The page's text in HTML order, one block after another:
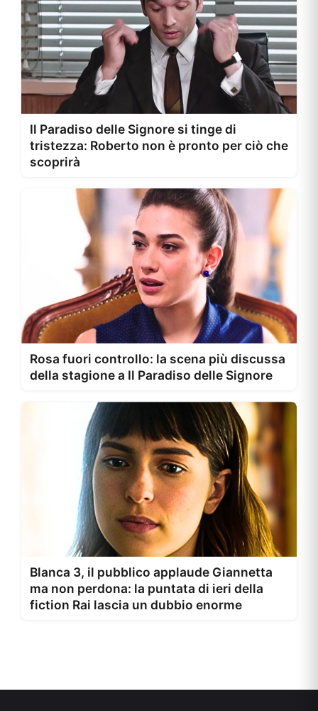
Il Paradiso delle Signore si tinge di
tristezza: Roberto non è pronto per ciò che
scoprirà
Rosa fuori controllo: la scena più discussa
della stagione a Il Paradiso delle Signore
Blanca 3, il pubblico applaude Giannetta
ma non perdona: la puntata di ieri della
fiction Rai lascia un dubbio enorme